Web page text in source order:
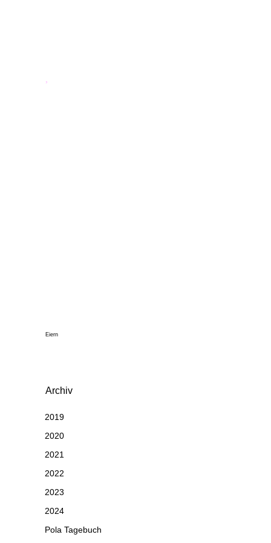
Eiern
Archiv
2019
2020
2021
2022
2023
2024
Pola Tagebuch